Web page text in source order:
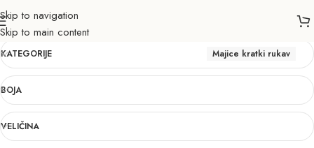
Skip to navigation
Skip to main content
Majice kratki rukav
KATEGORIJE Majice kratki rukav
BOJA
VELIČINA